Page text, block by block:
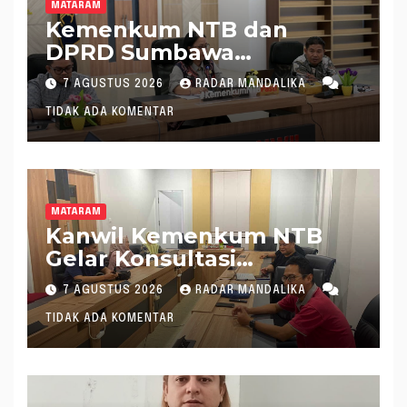
MATARAM
Kemenkum NTB dan
DPRD Sumbawa
Mantapkan Rencana
Pembentukan 8 Raperda
Inisiatif
7 AGUSTUS 2026 RADAR MANDALIKA
TIDAK ADA KOMENTAR
MATARAM
Kanwil Kemenkum NTB
Gelar Konsultasi
Penghitungan Kebutuhan
Formasi JF Perancang
Peraturan Perundang-
undangan
7 AGUSTUS 2026 RADAR MANDALIKA
TIDAK ADA KOMENTAR